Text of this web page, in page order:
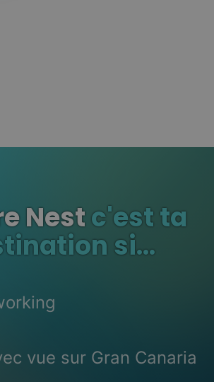
Nestc'est ta
si...
vue sur Gran Canaria